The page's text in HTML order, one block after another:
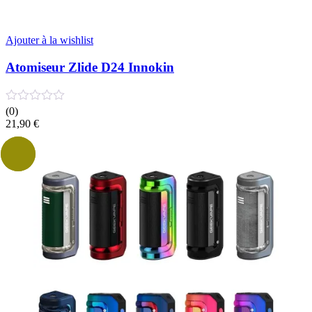
Ajouter à la wishlist
Atomiseur Zlide D24 Innokin
(0)
21,90 €